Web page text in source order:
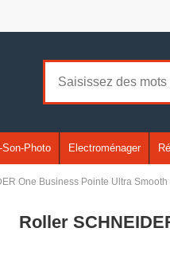
Son-Photo Electroménager
One Business Pointe Ultra
Roller